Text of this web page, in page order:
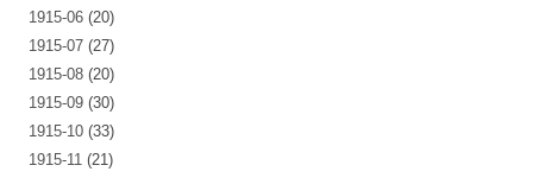
1915-06 (20)
1915-07 (27)
1915-08 (20)
1915-09 (30)
1915-10 (33)
1915-11 (21)